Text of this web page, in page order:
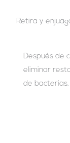
Retira y
Después de
eliminar
de bacterias.